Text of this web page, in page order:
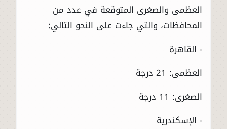
العظمى والصغرى المتوقعة في عدد من
المحافظات، والتي جاءت على النحو التالي:
- القاهرة
العظمى: 21 درجة
الصغرى: 11 درجة
- الإسكندرية